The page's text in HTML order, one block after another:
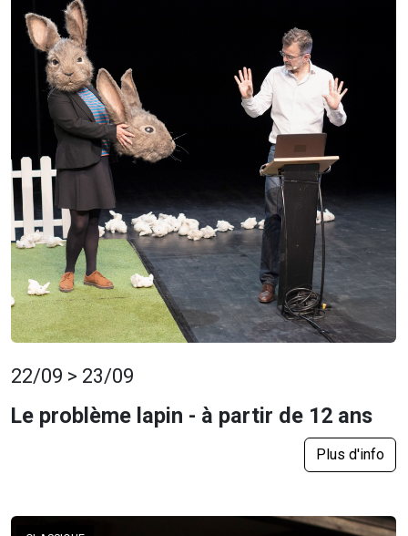
22/09 > 23/09
Le problème lapin - à partir de 12 ans
Plus d'info